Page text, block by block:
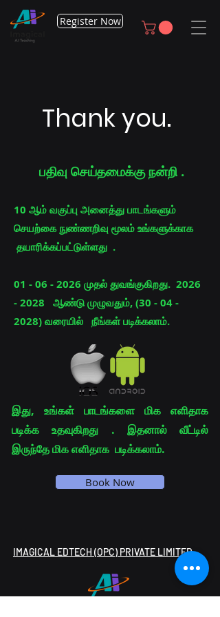
Register Now
Thank you.
பதிவு செய்தமைக்கு நன்றி .
10 ஆம் வகுப்பு அனைத்து பாடங்களும்
செயற்கை நுண்ணறிவு மூலம் உங்களுக்காக
தயாரிக்கப்பட்டுள்ளது .
01 - 06 - 2026 முதல் துவங்குகிறது. 2026
- 2028 ஆண்டு முழுவதும்,(30 - 04 -
2028)வரையில் நீங்கள் படிக்கலாம்.
இது, உங்கள் பாடங்களை மிக எளிதாக
படிக்க உதவுகிறது . இதனால் வீட்டில்
இருந்தே மிக எளிதாக படிக்கலாம்.
Book Now
IMAGICAL EDTECH (OPC) PRIVATE LIMITED